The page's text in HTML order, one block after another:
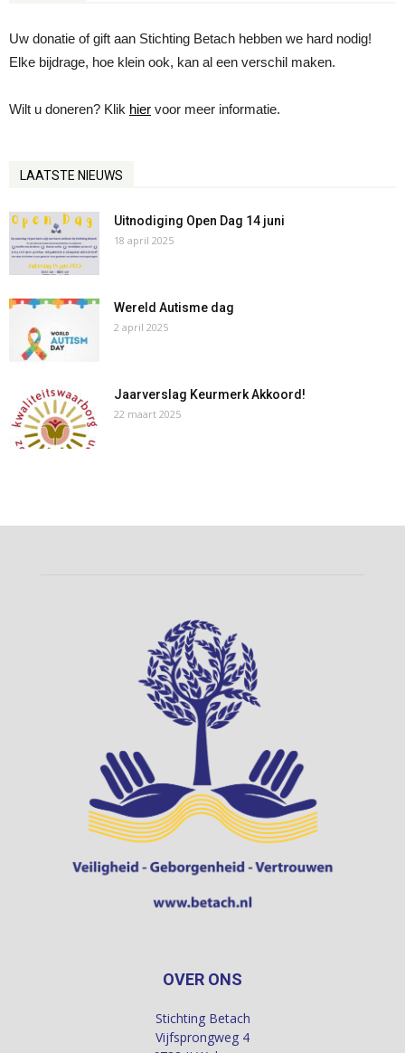
Uw donatie of gift aan Stichting Betach hebben we hard nodig!
Elke bijdrage, hoe klein ook, kan al een verschil maken.
Wilt u doneren? Klik hier voor meer informatie.
LAATSTE NIEUWS
Uitnodiging Open Dag 14 juni
18 april 2025
Wereld Autisme dag
2 april 2025
Jaarverslag Keurmerk Akkoord!
22 maart 2025
OVER ONS
Stichting Betach
Vijfsprongweg 4